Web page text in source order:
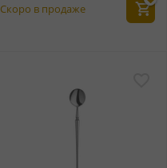
Скоро в продаже